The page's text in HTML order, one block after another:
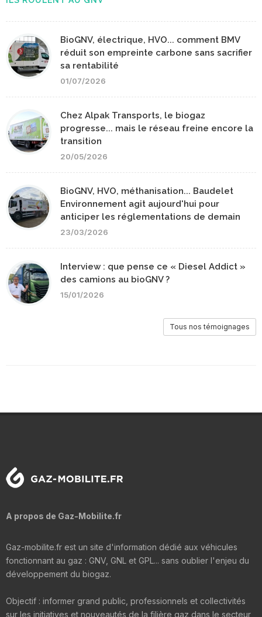
BioGNV, électrique, HVO... comment BMV
réduit son empreinte carbone sans sacrifier
sa rentabilité
01/07/2026
Chez Alpak Transports, le biogaz
progresse... mais le réseau freine encore la
transition
20/05/2026
BioGNV, HVO, méthanisation... Baudelet
Environnement agit aujourd'hui pour
anticiper les réglementations de demain
23/03/2026
Interview : que pense ce « Diesel Addict »
des camions au bioGNV ?
15/01/2026
Tous nos témoignages
A propos de Gaz-Mobilite.fr
Gaz-mobilite.fr est un site d'information dédié aux véhicules
fonctionnant au gaz : GNV, GNL et GPL... sans oublier l'enjeu du
développement du biogaz.
Objectif : informer grand public, professionnels et collectivités
sur les initiatives et nouveautés de la filière gaz dans le secteur